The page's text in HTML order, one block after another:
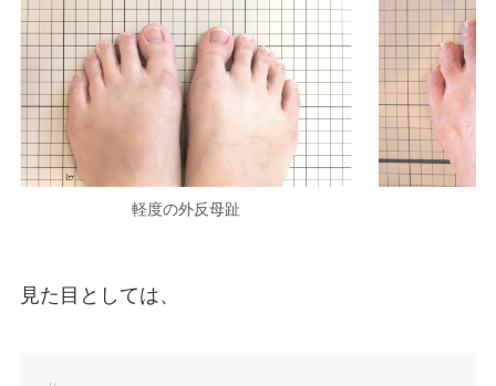
軽度の外反母趾
見た目としては、